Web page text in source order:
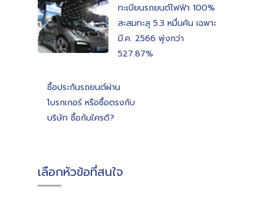
ทะเบียนรถยนต์ไฟฟ้า 100%
สะสมทะลุ 5.3 หมื่นคัน เฉพาะ
มี.ค. 2566 พุ่งกว่า
527.87%
ซื้อประกันรถยนต์ผ่าน
โบรกเกอร์ หรือซื้อตรงกับ
บริษัท ซื้อกับใครดี?
เลือกหัวข้อที่สนใจ